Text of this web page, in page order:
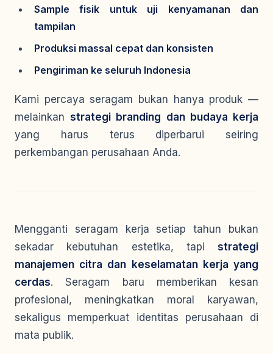
Sample fisik untuk uji kenyamanan dan
tampilan
Produksi massal cepat dan konsisten
Pengiriman ke seluruh Indonesia
Kami percaya seragam bukan hanya produk —
melainkanstrategi branding dan budaya kerja
yang harus terus diperbarui seiring
perkembangan perusahaan Anda.
Mengganti seragam kerja setiap tahun bukan
sekadar kebutuhan estetika, tapi strategi
manajemen citra dan keselamatan kerja yang
cerdas. Seragam baru memberikan kesan
profesional, meningkatkan moral karyawan,
sekaligus memperkuat identitas perusahaan di
mata publik.